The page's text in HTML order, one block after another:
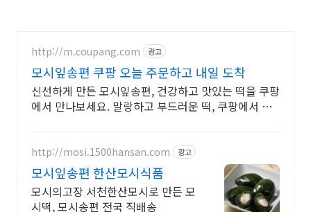
http://m.coupang.com 광고
모시잎송편 쿠팡 오늘 주문하고 내일 도착
신선하게 만든 모시잎송편, 건강하고 맛있는 떡을 쿠팡
에서 만나보세요. 말랑하고 부드러운 떡, 쿠팡에서 찾
http://mosi.1500hansan.com 광고
모시잎송편 한산모시식품
모시의고장 서천한산모시로 만든 모
시떡, 모시송편 전국 직배송